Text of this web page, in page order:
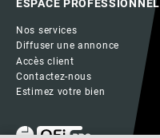
ESPACE PROFESSIONNEL
Nos services
Diffuser une annonce
Accès client
Contactez-nous
Estimez votre bien